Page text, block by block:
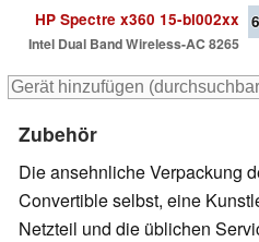
HP Spectre x360 15-bl002xx
Intel Dual Band Wireless-AC 8265
Zubehör
Die ansehnliche Verpackung
Convertible selbst, eine
Netzteil und die üblichen